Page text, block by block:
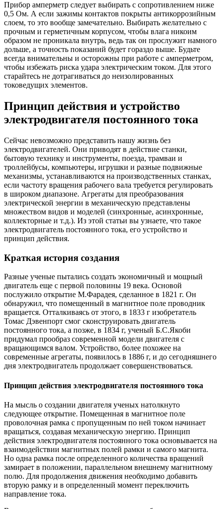
Прибор амперметр следует выбирать с сопротивлением ниже
0,5 Ом. А если зажимы контактов покрыты антикоррозийным
слоем, то это вообще замечательно. Выбирать желательно с
прочным и герметичным корпусом, чтобы влага никоим
образом не проникала внутрь, ведь так он прослужит намного
дольше, а точность показаний будет гораздо выше. Будьте
всегда внимательны и осторожны при работе с амперметром,
чтобы избежать риска удара электрическим током. Для этого
старайтесь не дотрагиваться до неизолированных
токоведущих элементов.
Принцип действия и устройство
электродвигателя постоянного тока
Сейчас невозможно представить нашу жизнь без
электродвигателей. Они приводят в действие станки,
бытовую технику и инструменты, поезда, трамваи и
троллейбусы, компьютеры, игрушки и разные подвижные
механизмы, устанавливаются на производственных станках,
если частоту вращения рабочего вала требуется регулировать
в широком диапазоне. Агрегаты для преобразования
электрической энергии в механическую представлены
множеством видов и моделей (синхронные, асинхронные,
коллекторные и т.д.). Из этой статьи вы узнаете, что такое
электродвигатель постоянного тока, его устройство и
принцип действия.
Краткая история создания
Разные ученые пытались создать экономичный и мощный
двигатель еще с первой половины 19 века. Основой
послужило открытие М.Фарадея, сделанное в 1821 г. Он
обнаружил, что помещенный в магнитное поле проводник
вращается. Отталкиваясь от этого, в 1833 г изобретатель
Томас Дэвенпорт смог сконструировать двигатель
постоянного тока, а позже, в 1834 г, ученый Б.С.Якоби
придумал прообраз современной модели двигателя с
вращающимся валом. Устройство, более похожее на
современные агрегаты, появилось в 1886 г, и до сегодняшнего
дня электродвигатель продолжает совершенствоваться.
Принцип действия электродвигателя постоянного тока
На мысль о создании двигателя ученых натолкнуто
следующее открытие. Помещенная в магнитное поле
проволочная рамка с пропущенным по ней током начинает
вращаться, создавая механическую энергию. Принцип
действия электродвигателя постоянного тока основывается на
взаимодействии магнитных полей рамки и самого магнита.
Но одна рамка после определенного количества вращений
замирает в положении, параллельном внешнему магнитному
полю. Для продолжения движения необходимо добавить
вторую рамку и в определенный момент переключить
направление тока.